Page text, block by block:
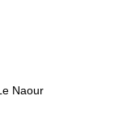
Naour